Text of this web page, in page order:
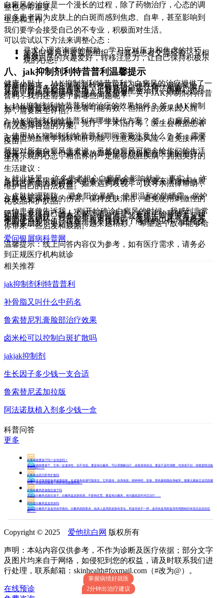
白癜风的治疗是一个漫长的过程，除了药物治疗，心态的调
整也非常重要。
很多患者因为皮肤上的白斑而感到焦虑、自卑，甚至影响到
生活和工作。
我们要学会接受自己的不专业，积极面对生活。
可以尝试以下方法来调整心态：
寻求心理咨询师的帮助，学习应对压力和焦虑的技巧。
加入白癜风患者互助组织，与其他患者交流经验，互相
支持。
培养自己的兴趣爱好，转移注意力，让自己保持积极乐
观的心态。
八、jak抑制剂利特昔普利温馨提示
健康小贴士，JAK抑制剂利特昔普利为白癜风的治疗提供了一
种新的选择，但它并不是啥都可以药，也存在一定的风险。
在使用前，务必咨询医生，了解其适应症、用法用量、不良
反应、禁忌症和注意事项。也要积极配合治疗，调整心态，
才能更好地控制病情，提高生活质量。关于JAK抑制剂利特昔
普利，我们还需要了解哪些问题呢？
1. JAK抑制剂利特昔普利的治疗的效果如何？ 答：JAK抑制
剂利特昔普利对部分患者可能有效，但治疗的效果因人而
异，需要医生评估。
2. JAK抑制剂利特昔普利有哪些替代方案？ 答：白癜风的治
疗方案包括外用药物、光疗、手术治疗等，医生会根据患者
情况选择合适的方案。
3. 使用JAK抑制剂利特昔普利期间需要注意什么？ 答：需要
定期监测血液学指标和肝功能，注意感染风险，避免接种活
疫苗。
我想对所有白癜风患者说，虽然白癜风可能会给你们的生活
带来一些困扰，但请不要放弃希望。积极配合医生的治疗，
保持乐观的心态，相信你们一定能够战胜疾病，拥抱美好的
生活。
生活建议：
1. 就业场景： 许多患者担心白癜风会影响就业。事实上，许
多行业并不限制白癜风患者。重要的是，你要充满自信地展
示自己的能力和价值。如果遇到歧视，可以寻求法律帮助，
维护自己的合法权益。
2. 皮肤护理预防： 避免阳光暴晒，使用温和的防晒霜，保护
皮肤免受紫外线的伤害。保持皮肤清洁，避免使用刺激性的
化妆品和护肤品。
一位患者曾告诉我：“刚开始确诊白癜风的时候，我感到非常
绝望，觉得自己的人生都毁了。但是，在医生的帮助下，我
积极接受治疗，调整心态，慢慢地，我发现生活并没有我想
象的那么糟糕。我开始重新审视自己，发现自己还有很多其
他的优点和价值。现在，我不仅找到了满意的工作，还结交
了很多朋友，生活也变得越来越精彩。”希望这个故事能够给
你带来一些启发和鼓励。
爱问银屑病科普网
温馨提示：线上问答内容仅为参考，如有医疗需求，请务必
到正规医疗机构就诊
相关推荐
jak抑制剂利特昔普利
补骨脂又叫什么中药名
鲁索替尼乳膏脸部治疗效果
卤米松可以控制白斑扩散吗
jakjak抑制剂
生长因子多少钱一支合适
鲁索替尼孟加拉版
阿法诺肽植入剂多少钱一盒
科普问答
更多
问
白癜风能要孩子吗？会传染吗？
答
有白癜风能要孩子。它有一定遗传性，但不传染。要是有白癜风，可以用缓解治疗，改善身体状况。要是不及时调整，对身体不好，得根据情况恢
复和治疗。...
问
白癜风会因为怀孕扩散吗
答
白癜风是皮肤局部色素减退的病，在皮肤各处都可能发生。它和遗传、自身免疫、精神神经、饮食、黑色素细胞自身破坏、微量元素缺乏这些因素
有关。从这些因素看，和怀孕没直接关系...
问
女性白癜风患者能生孩子吗
答
女性有白癜风也能生孩子。白癜风是皮肤疾病，不影响生育。要是有白癜风，有问题就及时对症治疗。...
问
节段型白癜风是血管炎吗
答
节段型白癜风不是血管炎导致的。白癜风病因复杂，临床上是局部皮肤有变化，和血管炎不一样，血管炎是局部血管和周围组织有变态反应的症
状。...
Copyright © 2025 爱他抗白网 版权所有
声明：本站内容仅供参考，不作为诊断及医疗依据；部分文字
及图片均来自于网络，如侵犯到您的权益，请及时联系我们进
行处理，联系邮箱：skinhealth#foxmail.com（#改为@）。
掌握病情好就医
在线预诊 2分钟出治疗建议